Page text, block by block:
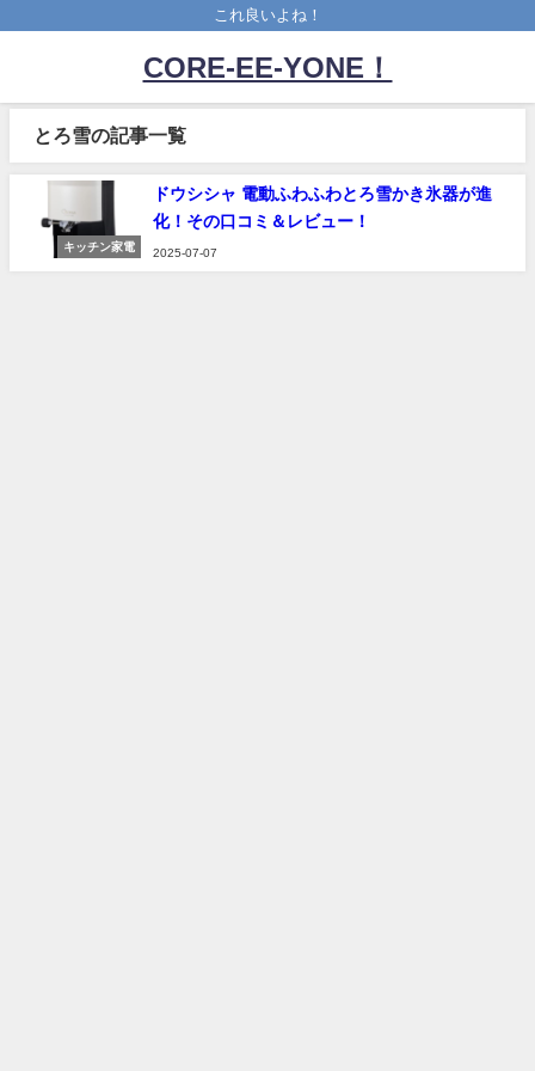
これ良いよね！
CORE-EE-YONE！
とろ雪の記事一覧
キッチン家電
ドウシシャ 電動ふわふわとろ雪かき氷器が進
化！その口コミ＆レビュー！
2025-07-07